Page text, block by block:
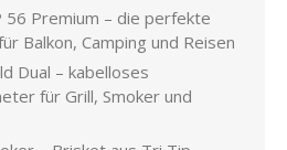
56 Premium – die perfekte
Balkon, Camping und Reisen
Dual – kabelloses
für Grill, Smoker und